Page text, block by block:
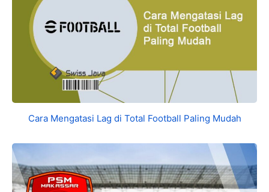
Cara Mengatasi Lag di Total Football Paling Mudah